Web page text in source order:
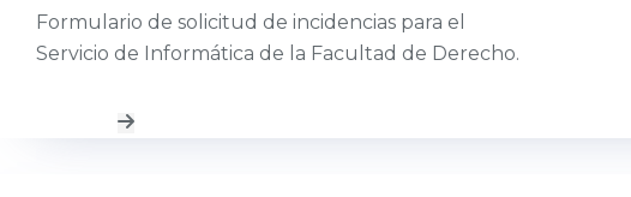
Formulario de solicitud de incidencias para el
Servicio de Informática de la Facultad de Derecho.